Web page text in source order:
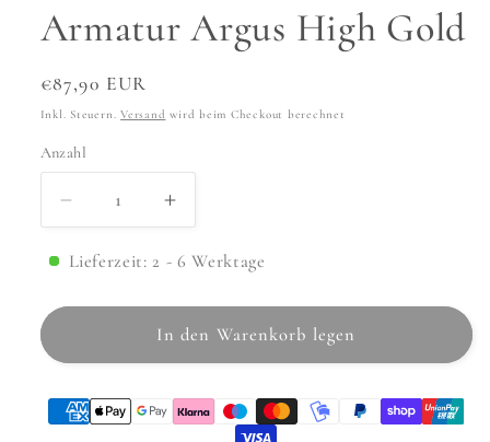
Armatur Argus High Gold
Normaler
Preis
€87,90 EUR
Inkl. Steuern.Versand wird beim Checkout berechnet
Anzahl
Anzahl
Verringere
die
Menge
Armatur
High
Erhöhe
die
Menge
Armatur
Argus
High
Lieferzeit: 2 - 6 Werktage
In den Warenkorb legen